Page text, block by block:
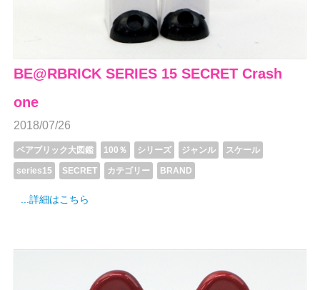
BE@RBRICK SERIES 15 SECRET Crash
one
2018/07/26
ベアブリック大図鑑 100％ シリーズ ジャンル スケール
series15 SECRET カテゴリー BRAND
...詳細はこちら